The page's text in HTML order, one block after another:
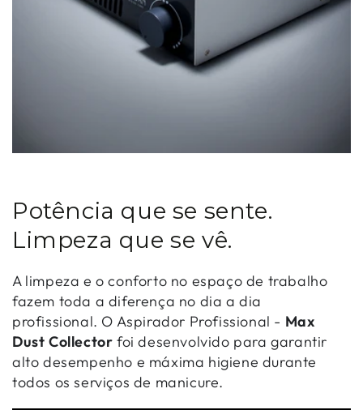
Potência que se sente.
Limpeza que se vê.
A limpeza e o conforto no espaço de trabalho
fazem toda a diferença no dia a dia
profissional. O Aspirador Profissional - Max
Dust Collector foi desenvolvido para garantir
alto desempenho e máxima higiene durante
todos os serviços de manicure.